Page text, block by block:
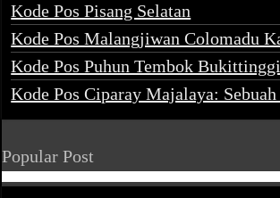
Kode Pos Pisang Selatan
Kode Pos Malangjiwan Colomadu
Kode Pos Puhun Tembok Bukittinggi
Kode Pos Ciparay Majalaya:
Popular Post